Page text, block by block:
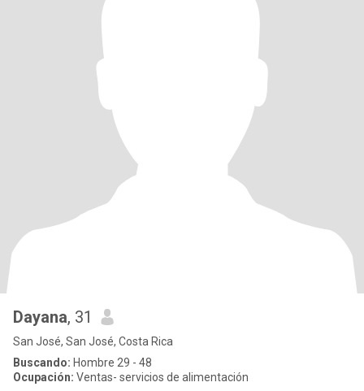
Dayana, 31
San José, San José, Costa Rica
Buscando: Hombre 29 - 48
Ocupación: Ventas- servicios de alimentación